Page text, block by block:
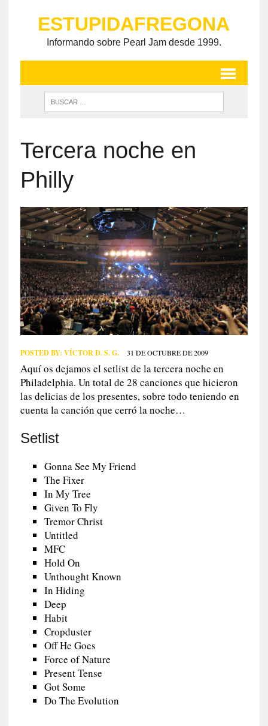
ESTUPIDAFREGONA
Informando sobre Pearl Jam desde 1999.
Tercera noche en
Philly
POSTED BY: VÍCTOR D. S. G. 31 DE OCTUBRE DE 2009
Aquí os dejamos el setlist de la tercera noche en
Philadelphia. Un total de 28 canciones que hicieron
las delicias de los presentes, sobre todo teniendo en
cuenta la canción que cerró la noche…
Setlist
Gonna See My Friend
The Fixer
In My Tree
Given To Fly
Tremor Christ
Untitled
MFC
Hold On
Unthought Known
In Hiding
Deep
Habit
Cropduster
Off He Goes
Force of Nature
Present Tense
Got Some
Do The Evolution